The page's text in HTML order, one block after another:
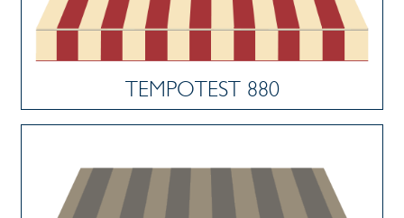
TEMPOTEST 880